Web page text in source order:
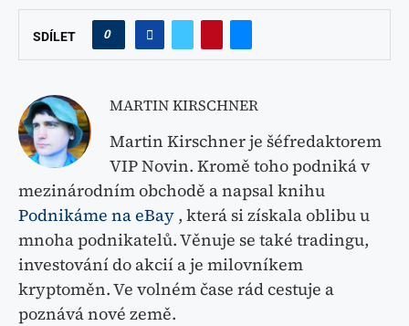
SDÍLET 0
MARTIN KIRSCHNER
Martin Kirschner je šéfredaktorem
VIP Novin. Kromě toho podniká v
mezinárodním obchodě a napsal knihu
Podnikáme na eBay , která si získala oblibu u
mnoha podnikatelů. Věnuje se také tradingu,
investování do akcií a je milovníkem
kryptoměn. Ve volném čase rád cestuje a
poznává nové země.